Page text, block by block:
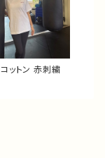
アメリカンコットン 赤刺繍